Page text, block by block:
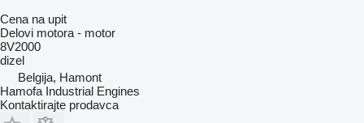
Cena na upit
Delovi motora - motor
8V2000
dizel
Belgija, Hamont
Hamofa Industrial Engines
Kontaktirajte prodavca